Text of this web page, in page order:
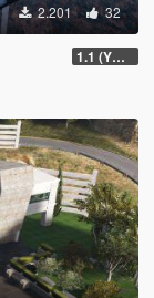
2.201 32
1.1 (YMap)